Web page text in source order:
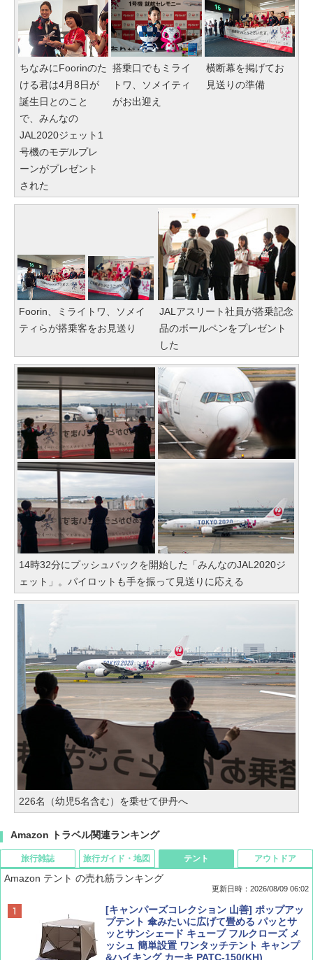
ちなみにFoorinのた
ける君は4月8日が
誕生日とのこと
で、みんなの
JAL2020ジェット1
号機のモデルプレ
ーンがプレゼント
された
搭乗口でもミライ
トワ、ソメイティ
がお出迎え
横断幕を掲げてお
見送りの準備
Foorin、ミライトワ、ソメイ
ティらが搭乗客をお見送り
JALアスリート社員が搭乗記念
品のボールペンをプレゼント
した
14時32分にプッシュバックを開始した「みんなのJAL2020ジ
ェット」。パイロットも手を振って見送りに応える
226名（幼児5名含む）を乗せて伊丹へ
Amazon トラベル関連ランキング
旅行雑誌
BE-PAL(ビ-パル) 2026年 9 月号【特別付録:
SOTO ミニマル"旅"財布 ランダム2種】
￥1,500
旅行ガイド・地図
地球の歩き方 スター・ウォーズ
￥2,695
テント
Amazon テント の売れ筋ランキング
更新日時：2026/08/09 06:02
[キャンパーズコレクション 山善] ポップアッ
プテント 傘みたいに広げて畳める パッとサ
ッとサンシェード キューブ フルクローズ メ
ッシュ 簡単設置 ワンタッチテント キャンプ
&ハイキング カーキ PATC-150(KH)
アウトドア